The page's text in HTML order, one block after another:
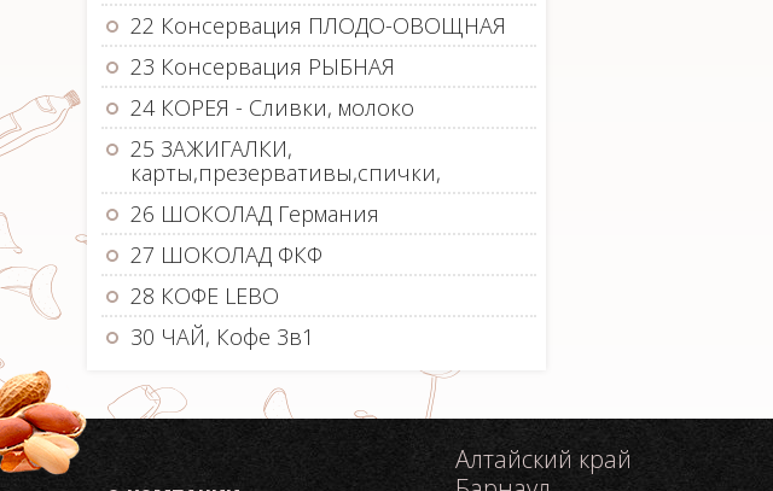
22 Консервация ПЛОДО-ОВОЩНАЯ
23 Консервация РЫБНАЯ
24 КОРЕЯ - Сливки, молоко
25 ЗАЖИГАЛКИ,
карты,презервативы,спички,
26 ШОКОЛАД Германия
27 ШОКОЛАД ФКФ
28 КОФЕ LEBO
30 ЧАЙ, Кофе 3в1
Алтайский край